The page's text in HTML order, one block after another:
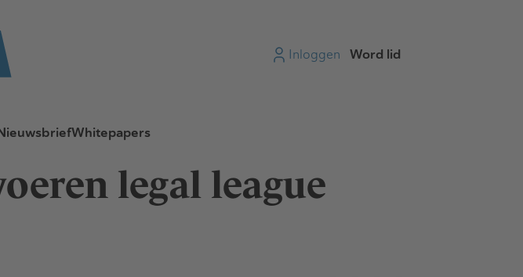
Inloggen Word lid
Whitepapers
legal league